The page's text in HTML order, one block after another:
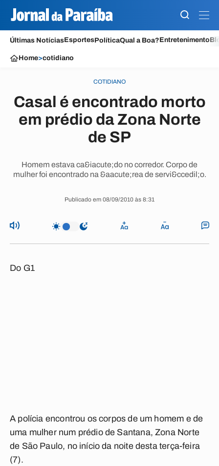
Últimas NotíciasEsportesPolíticaQual a Boa?Entretenimento
Home>cotidiano
COTIDIANO
Casal é encontrado morto
em prédio da Zona Norte
de SP
Homem estava ca&iacute;do no corredor. Corpo de
mulher foi encontrado na &aacute;rea de servi&ccedil;o.
Publicado em 08/09/2010 às 8:31
Do G1
A polícia encontrou os corpos de um homem e de
uma mulher num prédio de Santana, Zona Norte
de São Paulo, no início da noite desta terça-feira
(7).